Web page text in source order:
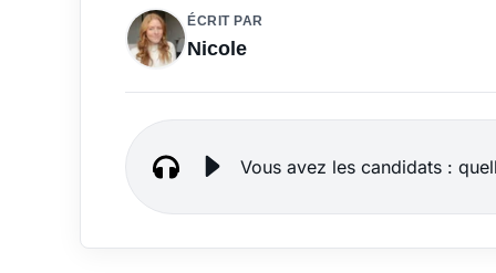
ÉCRIT PAR
Nicole
Vous avez les candidats :